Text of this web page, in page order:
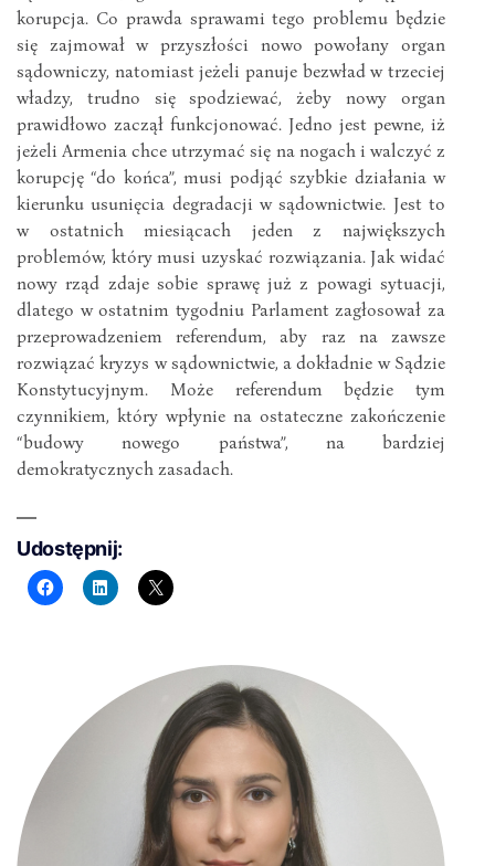
korupcja. Co prawda sprawami tego problemu będzie
się zajmował w przyszłości nowo powołany organ
sądowniczy, natomiast jeżeli panuje bezwład w trzeciej
władzy, trudno się spodziewać, żeby nowy organ
prawidłowo zaczął funkcjonować. Jedno jest pewne, iż
jeżeli Armenia chce utrzymać się na nogach i walczyć z
korupcję “do końca”, musi podjąć szybkie działania w
kierunku usunięcia degradacji w sądownictwie. Jest to
w ostatnich miesiącach jeden z największych
problemów, który musi uzyskać rozwiązania. Jak widać
nowy rząd zdaje sobie sprawę już z powagi sytuacji,
dlatego w ostatnim tygodniu Parlament zagłosował za
przeprowadzeniem referendum, aby raz na zawsze
rozwiązać kryzys w sądownictwie, a dokładnie w Sądzie
Konstytucyjnym. Może referendum będzie tym
czynnikiem, który wpłynie na ostateczne zakończenie
“budowy nowego państwa”, na bardziej
demokratycznych zasadach.
Udostępnij: